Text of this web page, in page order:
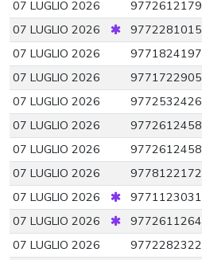
07 LUGLIO 2026
07 LUGLIO 2026
07 LUGLIO 2026
07 LUGLIO 2026
07 LUGLIO 2026
07 LUGLIO 2026
07 LUGLIO 2026
07 LUGLIO 2026
07 LUGLIO 2026
07 LUGLIO 2026
07 LUGLIO 2026